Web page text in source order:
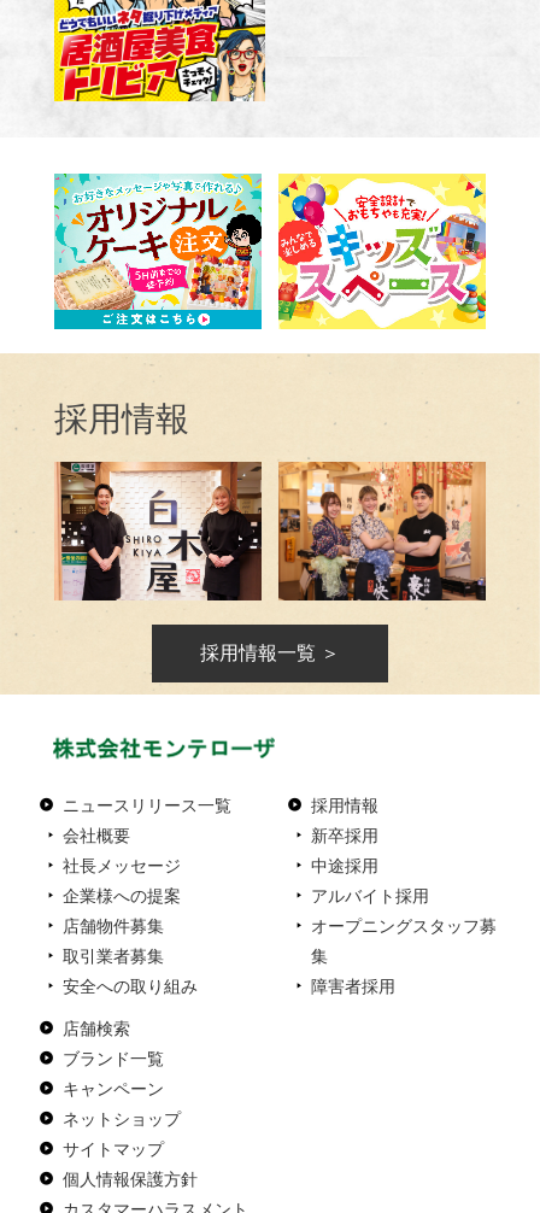
採用情報
採用情報一覧 ＞
ニュースリリース一覧
会社概要
社長メッセージ
企業様への提案
店舗物件募集
取引業者募集
安全への取り組み
採用情報
新卒採用
中途採用
アルバイト採用
オープニングスタッフ募
集
障害者採用
店舗検索
ブランド一覧
キャンペーン
ネットショップ
サイトマップ
個人情報保護方針
カスタマーハラスメント